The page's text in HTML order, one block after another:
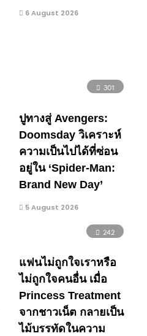
6 August 2026
301
ปูทางสู่ Avengers:
Doomsday วิเคราะห์
ความเป็นไปได้ที่ซ่อน
อยู่ใน ‘Spider-Man:
Brand New Day’
5 August 2026
242
แฟนไม่ถูกใจเราหรือ
ไม่ถูกใจคนอื่น เมื่อ
Princess Treatment
จากชาวเน็ต กลายเป็น
ไม้บรรทัดในความ